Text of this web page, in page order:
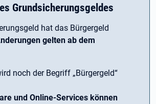
Grundsicherungsgeldes
hat das Bürgergeld
gelten ab dem
noch der Begriff ­„Bürgergeld“
und Online-Services können